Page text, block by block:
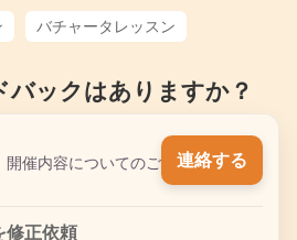
バチャータレッスン
バックはありますか？
開催内容についてのご
連絡する
修正依頼